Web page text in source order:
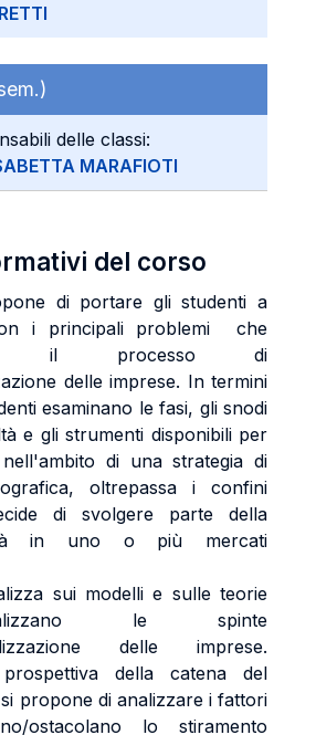
delle classi:
MARAFIOTI
del corso
di portare gli studenti a
i principali problemi che
il processo di
delle imprese. In termini
esaminano le fasi, gli snodi
e gli strumenti disponibili per
di una strategia di
oltrepassa i confini
di svolgere parte della
in uno o più mercati
sui modelli e sulle teorie
le spinte
delle imprese.
della catena del
propone di analizzare i fattori
ostacolano lo stiramento